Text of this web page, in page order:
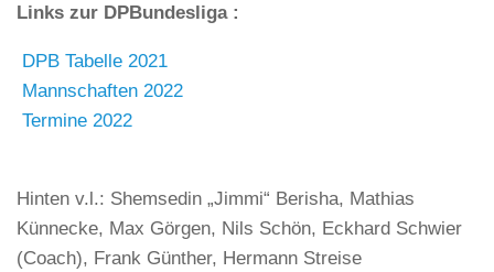
Links zur DPBundesliga :
DPB Tabelle 2021
Mannschaften 2022
Termine 2022
Hinten v.l.: Shemsedin „Jimmi“ Berisha, Mathias
Künnecke, Max Görgen, Nils Schön, Eckhard Schwier
(Coach), Frank Günther, Hermann Streise